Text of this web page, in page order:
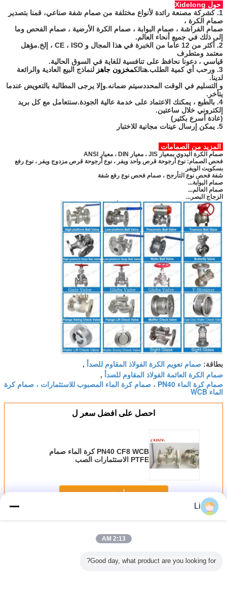
حول Xidelong
1. كشركة مصنعة رائدة لأنواع مختلفة من
صمام شفة صناعي، قمنا بتصدير
صمام الكرة ،
صمام الفراشة ، صمام البوابة ، صمام الكرة الأرضية ، صمام الفحص وما
إلى ذلك في جميع أنحاء العالم.
2. أكثر من 12 عاما من الخبرة في هذا المجال و
CE ، ISO ، إلخ.مؤهل
معتمد ومتطرف
قياسي ، دعونا نحافظ على تنافسية للغاية في السوق الحالية.
3. ورحب أي كمية الطلب.هنالك
مخزون جاهز لنماذج البيع العادية والرائعة
لدينا.
و التسليم في الوقت المحددسيتم ضمانه.وإلا يرجى المطالبة بالتعويض عندما
يتأخر.
4. بالطبع ، يمكنك الاعتماد على
خدمة عالية الجودة.سنتعامل مع كل بريد
إلكتروني خلال ساعتين.
(عادة أسرع بكثير)
5. يمكن إرسال عينات مجانية للاختبار
المزيد من الصمامات
صمام الكرة اليدوي بمعيار JIS ، معيار DIN ، معيار ANSI
فحص الصمام: نوع أرجوحة قرص واحد ويفر ، نوع أرجوحة قرص مزدوج ويفر ، نوع رفع
بسكويت الويفر
شفة فحص نوع التأرجح ، صمام فحص نوع رفع شفة
صمام البوابة...
صمام العالم...
الزجاج البصر...
بطاقة: صمام تعويم الكرة الفولاذ المقاوم للصدأ ,
صمام الكرة العائمة الفولاذ المقاوم للصدأ ,
صمام كرة الماء PN40 ، صمام كرة الماء المصبوب للاستثمارات ، صمام كرة
الماء WCB
احصل على افضل سعر ل
PN40 CF8 WCB كرة الماء صمام
PTFE الاستثمارات الصب
استمر
أكثرصمام الكرة الفولاذ المقاوم للصدأ
Li
2:13 AM
Good day, what product are you looking for?